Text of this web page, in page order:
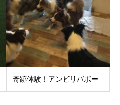
奇跡体験！アンビリバボー